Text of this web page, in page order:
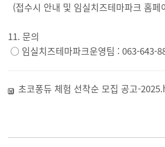
(접수시 안내 및 임실치즈테마파크 홈페
11. 문의
○ 임실치즈테마파크운영팀 : 063-643-
초코퐁듀 체험 선착순 모집 공고-